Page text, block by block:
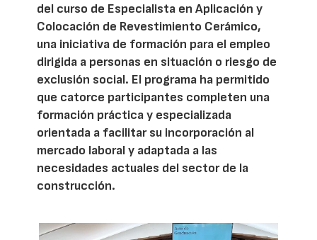
del curso de Especialista en Aplicación y
Colocación de Revestimiento Cerámico,
una iniciativa de formación para el empleo
dirigida a personas en situación o riesgo de
exclusión social. El programa ha permitido
que catorce participantes completen una
formación práctica y especializada
orientada a facilitar su incorporación al
mercado laboral y adaptada a las
necesidades actuales del sector de la
construcción.